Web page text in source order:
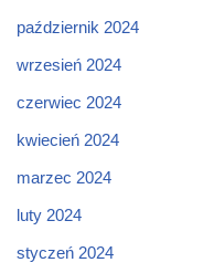
październik 2024
wrzesień 2024
czerwiec 2024
kwiecień 2024
marzec 2024
luty 2024
styczeń 2024